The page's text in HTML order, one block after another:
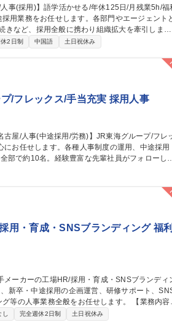
など、採用全般に携わり組織拡大を牽引しま
の連携やグローバル人材の採用など、社内外のコ
2日制 中国語 土日祝休み
/フレックス/手当充実 採用人事
の魅力】社内外問わず協働が発生するため、コミ
用・育成・SNSブランディング 福利
業務全般をお任せします。 【業務内容詳
営サポート (3)LinkedInやInstagram等のSNS企
完全週休2日制 土日祝休み